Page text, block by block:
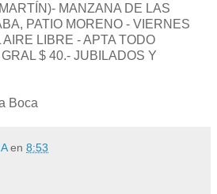
MANZANA DE LAS
PATIO MORENO - VIERNES
LIBRE - APTA TODO
$ 40.- JUBILADOS Y
Boca
en 8:53